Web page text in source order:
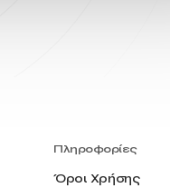
Creta Maris
Πληροφορίες
Όροι Χρήσης